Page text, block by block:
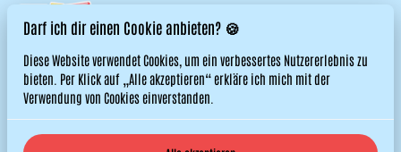
Darf ich dir einen Cookie anbieten? 🍪
Diese Website verwendet Cookies, um ein verbessertes Nutzererlebnis zu
bieten. Per Klick auf „Alle akzeptieren“ erkläre ich mich mit der
Verwendung von Cookies einverstanden.